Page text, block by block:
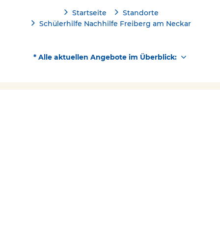
Startseite
Standorte
Schülerhilfe Nachhilfe Freiberg am Neckar
* Alle aktuellen Angebote im Überblick: